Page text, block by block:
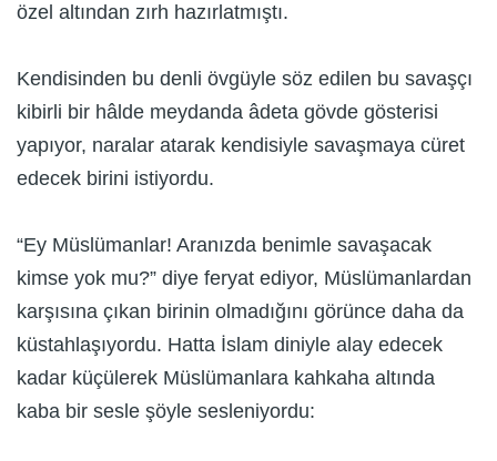
özel altından zırh hazırlatmıştı.
Kendisinden bu denli övgüyle söz edilen bu savaşçı
kibirli bir hâlde meydanda âdeta gövde gösterisi
yapıyor, naralar atarak kendisiyle savaşmaya cüret
edecek birini istiyordu.
“Ey Müslümanlar! Aranızda benimle savaşacak
kimse yok mu?” diye feryat ediyor, Müslümanlardan
karşısına çıkan birinin olmadığını görünce daha da
küstahlaşıyordu. Hatta İslam diniyle alay edecek
kadar küçülerek Müslümanlara kahkaha altında
kaba bir sesle şöyle sesleniyordu: